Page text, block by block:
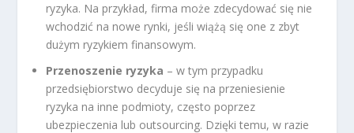
ryzyka. Na przykład, firma może zdecydować się nie
wchodzić na nowe rynki, jeśli wiążą się one z zbyt
dużym ryzykiem finansowym.
Przenoszenie ryzyka – w tym przypadku
przedsiębiorstwo decyduje się na przeniesienie
ryzyka na inne podmioty, często poprzez
ubezpieczenia lub outsourcing. Dzięki temu, w razie